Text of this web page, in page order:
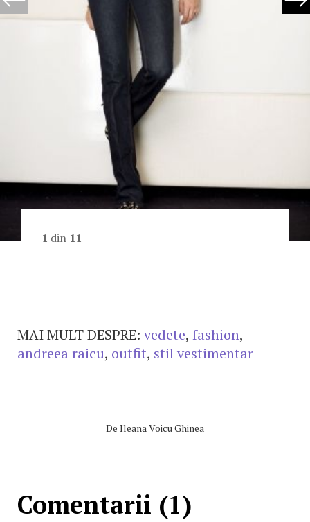
1 din 11
MAI MULT DESPRE: vedete, fashion,
andreea raicu, outfit, stil vestimentar
De Ileana Voicu Ghinea
Comentarii (1)